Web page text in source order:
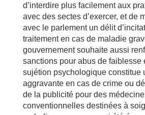
d’interdire plus facilement aux
avec des sectes d’exercer, et de
avec le parlement un délit
traitement en cas de maladie
gouvernement souhaite aussi
sanctions pour abus de faiblesse
sujétion psychologique constitue
aggravante en cas de crime ou
de la publicité pour des
conventionnelles destinées à